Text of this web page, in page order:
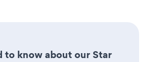
to know about our Star